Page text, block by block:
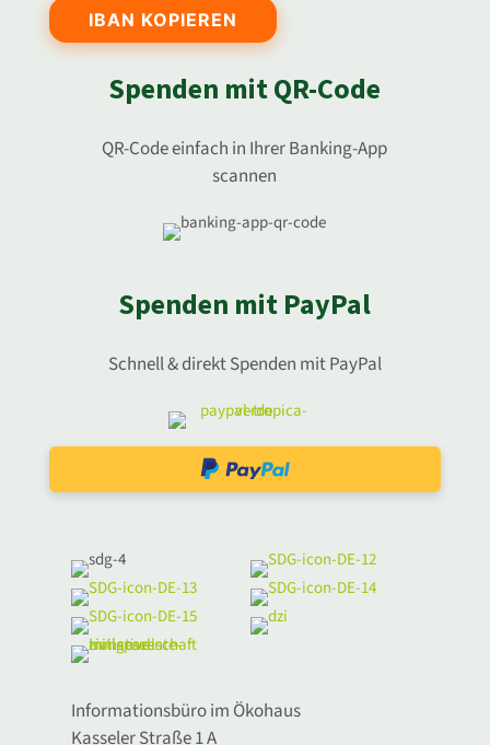
IBAN KOPIEREN
Spenden mit QR-Code
QR-Code einfach in Ihrer Banking-App
scannen
Spenden mit PayPal
Schnell & direkt Spenden mit PayPal
Informationsbüro im Ökohaus
Kasseler Straße 1 A